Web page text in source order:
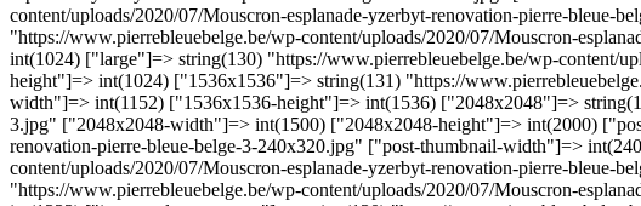
content/uploads/2020/07/Mouscron-esplanade-yzerbyt-renovation-pierre-
"https://www.pierrebleuebelge.be/wp-content/uploads/2020/07/Mouscron-
int(1024) ["large"]=> string(130) "https://www.pierrebleuebelge.be/wp-content/
height"]=> int(1024) ["1536x1536"]=> string(131) "https://
width"]=> int(1152) ["1536x1536-height"]=> int(1536) ["2048x2048"]=>
3.jpg" ["2048x2048-width"]=> int(1500) ["2048x2048-height"]=> int(2000)
renovation-pierre-bleue-belge-3-240x320.jpg" ["post-thumbnail-width"]=>
content/uploads/2020/07/Mouscron-esplanade-yzerbyt-renovation-pierre-
"https://www.pierrebleuebelge.be/wp-content/uploads/2020/07/Mouscron-